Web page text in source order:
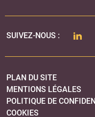
SUIVEZ-NOUS :
PLAN DU SITE
MENTIONS LÉGALES
POLITIQUE DE
COOKIES